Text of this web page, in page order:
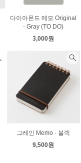
다이아몬드 메모 Original
- Gray (TO DO)
3,000원
그레인 Memo - 블랙
9,500원